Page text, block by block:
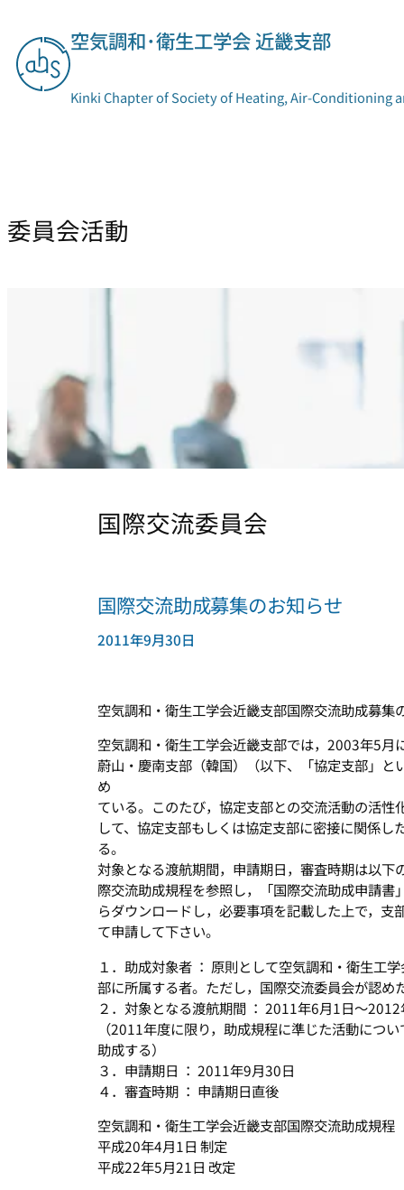
を
ス
空気調和･衛生工学会 近畿支部
Kinki Chapter of Society of Heating, Air-Conditioning
委員会活動
国際交流委員会
国際交流助成募集のお知らせ
2011年9月30日
空気調和・衛生工学会近畿支部国際交流助成募集
空気調和・衛生工学会近畿支部では，2003年5
蔚山・慶南支部（韓国）（以下、「協定支部」
め
ている。このたび，協定支部との交流活動の活
して、協定支部もしくは協定支部に密接に関係
る。
対象となる渡航期間，申請期日，審査時期は以
際交流助成規程を参照し，「国際交流助成申請
らダウンロードし，必要事項を記載した上で，
て申請して下さい。
１．助成対象者 ： 原則として空気調和・衛生工
部に所属する者。ただし，国際交流委員会が認め
２．対象となる渡航期間 ： 2011年6月1日〜
（2011年度に限り，助成規程に準じた活動につ
助成する）
３．申請期日 ： 2011年9月30日
４．審査時期 ： 申請期日直後
空気調和・衛生工学会近畿支部国際交流助成規程
平成20年4月1日 制定
平成22年5月21日 改定